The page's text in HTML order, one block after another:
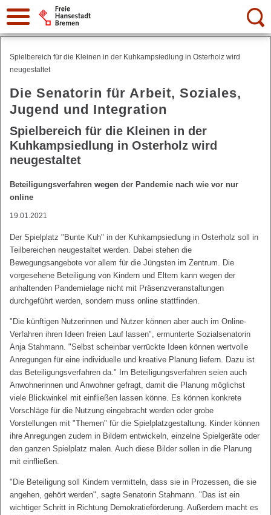
Suche:
Spielbereich für die Kleinen in der Kuhkampsiedlung in Osterholz wird
neugestaltet
Die Senatorin für Arbeit, Soziales,
Jugend und Integration
Spielbereich für die Kleinen in der
Kuhkampsiedlung in Osterholz wird
neugestaltet
Beteiligungsverfahren wegen der Pandemie nach wie vor nur
online
19.01.2021
Der Spielplatz "Bunte Kuh" in der Kuhkampsiedlung in Osterholz soll in
Teilbereichen neugestaltet werden. Dabei stehen die
Bewegungsangebote vor allem für die Jüngsten im Zentrum. Die
vorgesehene Beteiligung von Kindern und Eltern kann wegen der
anhaltenden Pandemielage nicht mit Präsenzveranstaltungen
durchgeführt werden, sondern muss online stattfinden.
"Die künftigen Nutzerinnen und Nutzer können aber auch im Online-
Verfahren ihren Ideen freien Lauf lassen", ermunterte Sozialsenatorin
Anja Stahmann. "Selbst scheinbar verrückte Ideen können wertvolle
Anregungen für eine individuelle und kreative Planung liefern. Dazu ist
das Beteiligungsverfahren da." Im Beteiligungsverfahren seien auch
Anwohnerinnen und Anwohner gefragt, damit die Planung möglichst
viele Blickwinkel mit einfließen lassen könne. Es können konkrete
Vorschläge für die Nutzung eingebracht werden oder grobe
Vorstellungen mit "Themen" für die Spielplatzgestaltung. Kinder können
ihre Anregungen zudem in Bildern entwickeln, einzelne Spielgeräte oder
den ganzen Spielplatz malen. Auch diese Bilder sollen in die Planung
mit einfließen.
"Die Beteiligung soll Kindern vermitteln, dass sie in Prozessen, die sie
angehen, gehört werden", sagte Senatorin Stahmann. "Das ist ein
wichtiger Schritt in Richtung Demokratieförderung. Außerdem macht es